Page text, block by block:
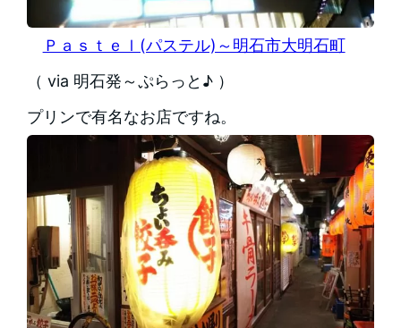
Ｐａｓｔｅｌ(パステル)～明石市大明石町
（ via 明石発～ぷらっと♪ ）
プリンで有名なお店ですね。